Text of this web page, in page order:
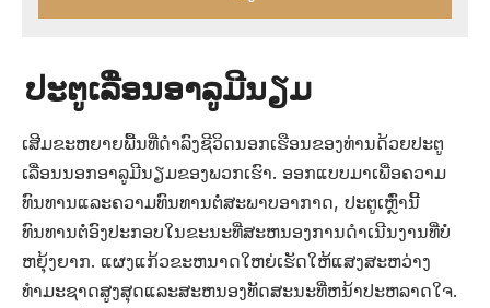
ປະຕູເລື່ອນອາລູມີນຽມ
ເສີມຂະຫຍາຍພື້ນທີ່ດໍາລົງຊີວິດນອກເຮືອນຂອງທ່ານດ້ວຍປະຕູ
ເລື່ອນນອກອາລູມີນຽມຂອງພວກເຮົາ. ອອກແບບມາເພື່ອຄວາມ
ທົນທານແລະຄວາມທົນທານຕໍ່ສະພາບອາກາດ, ປະຕູເຫຼົ່ານີ້
ທົນທານຕໍ່ອົງປະກອບໃນຂະນະທີ່ສະຫນອງການດໍາເນີນງານທີ່ບໍ່
ຫຍຸ້ງຍາກ. ແຜງແກ້ວຂະຫນາດໃຫຍ່ເຮັດໃຫ້ແສງສະຫວ່າງ
ທໍາມະຊາດສູງສຸດແລະສະຫນອງທັດສະນະທີ່ຫນ້າປະຫລາດໃຈ.